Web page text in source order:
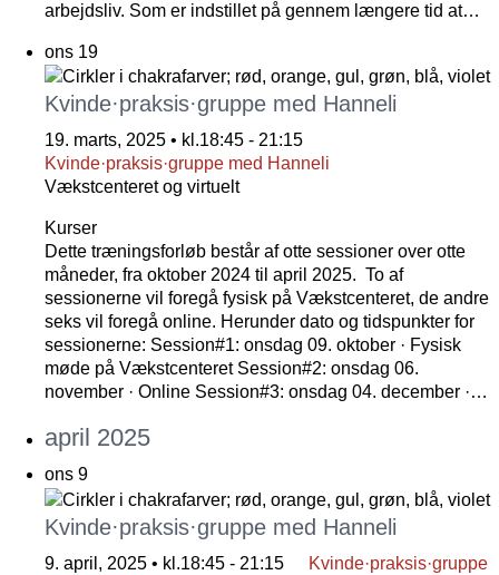
arbejdsliv. Som er indstillet på gennem længere tid at…
ons 19
Kvinde·praksis·gruppe med Hanneli
19. marts, 2025 • kl.18:45 - 21:15
Kvinde·praksis·gruppe med Hanneli
Vækstcenteret og virtuelt
Kurser
Dette træningsforløb består af otte sessioner over otte
måneder, fra oktober 2024 til april 2025. To af
sessionerne vil foregå fysisk på Vækstcenteret, de andre
seks vil foregå online. Herunder dato og tidspunkter for
sessionerne: Session#1: onsdag 09. oktober · Fysisk
møde på Vækstcenteret Session#2: onsdag 06.
november · Online Session#3: onsdag 04. december ·…
april 2025
ons 9
Kvinde·praksis·gruppe med Hanneli
9. april, 2025 • kl.18:45 - 21:15
Kvinde·praksis·gruppe